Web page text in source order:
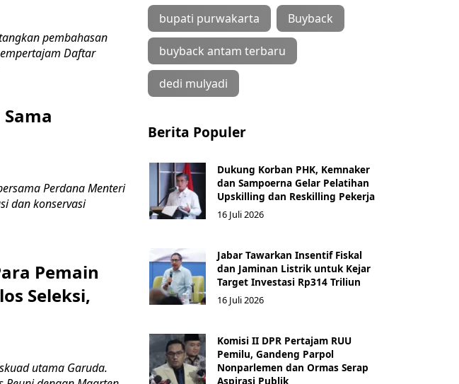
pembahasan
Daftar
Perdana Menteri
dan konservasi
Pemain
Seleksi,
utama Garuda.
bupati purwakarta Buyback
buyback antam terbaru
dedi mulyadi
Berita Populer
Dukung Korban PHK, Kemnaker
dan Sampoerna Gelar Pelatihan
Upskilling dan Reskilling Pekerja
16 Juli 2026
Jabar Tawarkan Insentif Fiskal
dan Jaminan Listrik untuk Kejar
Target Investasi Rp314 Triliun
16 Juli 2026
Komisi II DPR Pertajam RUU
Pemilu, Gandeng Parpol
Nonparlemen dan Ormas Serap
Aspirasi Publik